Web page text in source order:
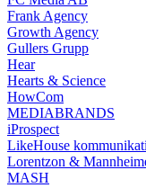
Frank Agency
Growth Agency
Gullers Grupp
Hear
Hearts & Science
HowCom
MEDIABRANDS
iProspect
LikeHouse
Lorentzon &
MASH